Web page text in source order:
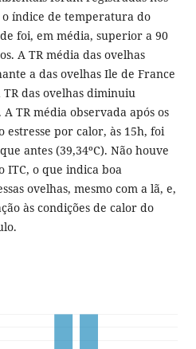
índice de temperatura do
foi, em média, superior a 90
A TR média das ovelhas
a das ovelhas Ile de France
TR das ovelhas diminuiu
A TR média observada após os
estresse por calor, às 15h, foi
antes (39,34ºC). Não houve
ITC, o que indica boa
ovelhas, mesmo com a lã, e,
às condições de calor do